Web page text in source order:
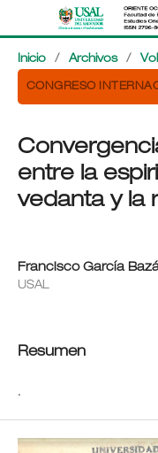
Inicio / Archivos /
CONGRESO
entre la
vedanta y la
Francisco García
USAL
Resumen
.